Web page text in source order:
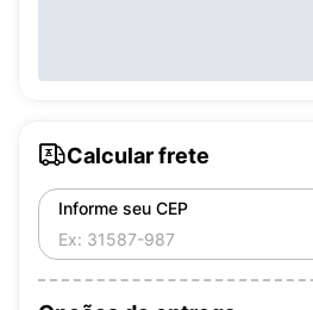
Calcular frete
Informe seu CEP